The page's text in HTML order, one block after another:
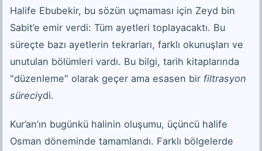
Halife Ebubekir, bu sözün uçmaması için Zeyd bin
Sabit’e emir verdi: Tüm ayetleri toplayacaktı. Bu
süreçte bazı ayetlerin tekrarları, farklı okunuşları ve
unutulan bölümleri vardı. Bu bilgi, tarih kitaplarında
"düzenleme" olarak geçer ama esasen bir filtrasyon
süreciydi.
Kur’an’ın bugünkü halinin oluşumu, üçüncü halife
Osman döneminde tamamlandı. Farklı bölgelerde